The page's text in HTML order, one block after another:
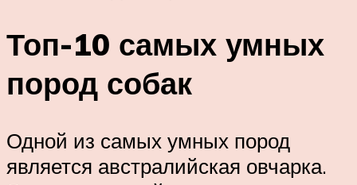
Топ-10 самых умных
пород собак
Одной из самых умных пород
является австралийская овчарка.